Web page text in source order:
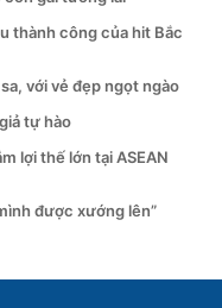
thành công của hit Bắc
với vẻ đẹp ngọt ngào
tự hào
lợi thế lớn tại ASEAN
được xướng lên”